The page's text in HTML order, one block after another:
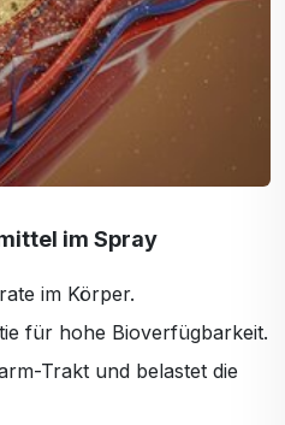
im Spray
im Körper.
für hohe Bioverfügbarkeit.
Trakt und belastet die